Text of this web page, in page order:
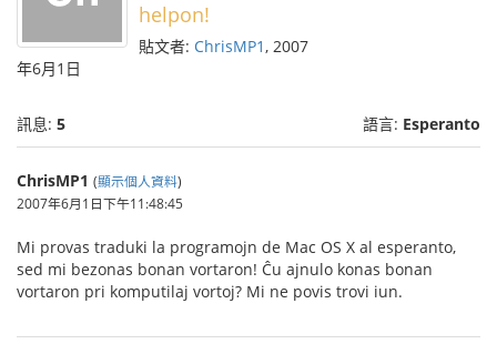
helpon!
貼文者: ChrisMP1, 2007
年6月1日
訊息: 5 語言: Esperanto
ChrisMP1 (顯示個人資料)
2007年6月1日下午11:48:45
Mi provas traduki la programojn de Mac OS X al esperanto,
sed mi bezonas bonan vortaron! Ĉu ajnulo konas bonan
vortaron pri komputilaj vortoj? Mi ne povis trovi iun.